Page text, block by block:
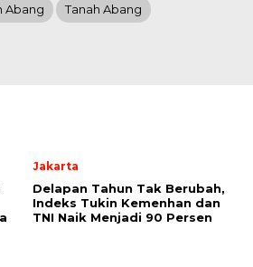
Abang Tanah Abang
Jakarta
Delapan Tahun Tak Berubah,
Indeks Tukin Kemenhan dan
TNI Naik Menjadi 90 Persen